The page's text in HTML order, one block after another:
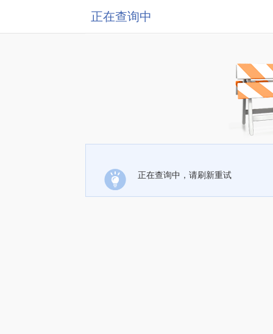
正在查询中
正在查询中，请刷新重试